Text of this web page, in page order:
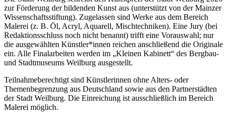
zur Förderung der bildenden Kunst aus (unterstützt von der Mainzer
Wissenschaftsstiftung). Zugelassen sind Werke aus dem Bereich
Malerei (z. B. Öl, Acryl, Aquarell, Mischtechniken). Eine Jury (bei
Redaktionsschluss noch nicht benannt) trifft eine Vorauswahl; nur
die ausgewählten Künstler*innen reichen anschließend die Originale
ein. Alle Finalarbeiten werden im „Kleinen Kabinett“ des Bergbau-
und Stadtmuseums Weilburg ausgestellt.
Teilnahmeberechtigt sind Künstlerinnen ohne Alters- oder
Themenbegrenzung aus Deutschland sowie aus den Partnerstädten
der Stadt Weilburg. Die Einreichung ist ausschließlich im Bereich
Malerei möglich.